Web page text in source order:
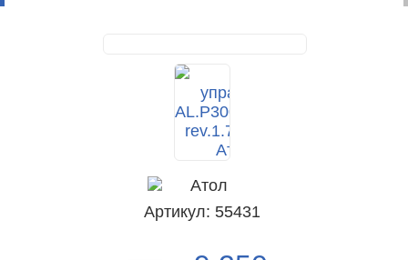
Артикул: 55431